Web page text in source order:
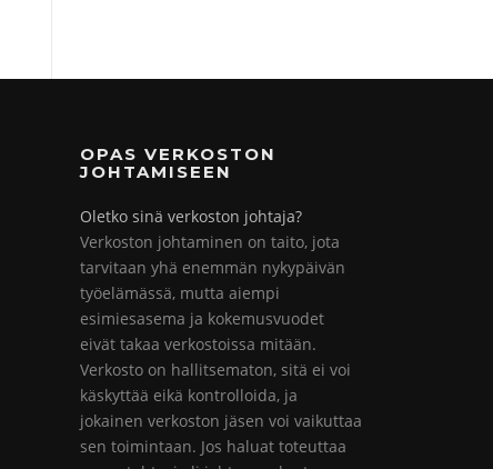
OPAS VERKOSTON
JOHTAMISEEN
Oletko sinä verkoston johtaja?
Verkoston johtaminen on taito, jota
tarvitaan yhä enemmän nykypäivän
työelämässä, mutta aiempi
esimiesasema ja kokemusvuodet
eivät takaa verkostoissa mitään.
Verkosto on hallitsematon, sitä ei voi
käskyttää eikä kontrolloida, ja
jokainen verkoston jäsen voi vaikuttaa
sen toimintaan. Jos haluat toteuttaa